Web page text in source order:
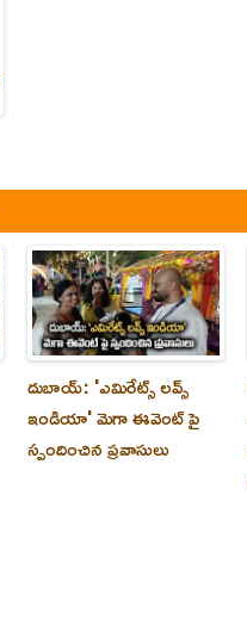
దుబాయ్‌: 'ఎమిరేట్స్ లవ్స్
ఇండియా' మెగా ఈవెంట్ పై
స్పందించిన ప్రవాసులు